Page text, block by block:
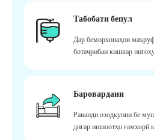
Табобати бепул
Дар беморхонаҳои
ботаҷрибаи кишвар
Баровардани
Раванди озодкунии бе
дигар иншоотҳо ғамхорӣ